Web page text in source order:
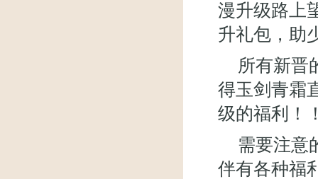
漫升级路上
升礼包，助
所有新晋
得玉剑青霜
级的福利！
需要注意
伴有各种福